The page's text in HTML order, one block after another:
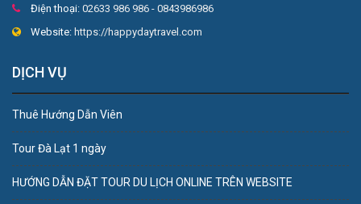
Điện thoại: 02633 986 986 - 0843986986
Website: https://happydaytravel.com
DỊCH VỤ
Thuê Hướng Dẫn Viên
Tour Đà Lạt 1 ngày
HƯỚNG DẪN ĐẶT TOUR DU LỊCH ONLINE TRÊN WEBSITE